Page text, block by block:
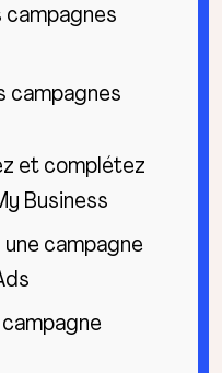
campagnes
campagnes
et complétez
Business
campagne